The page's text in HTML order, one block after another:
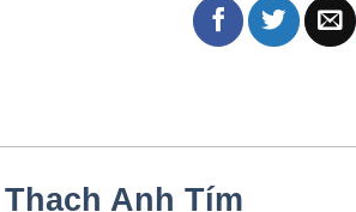
Thạch Anh Tím